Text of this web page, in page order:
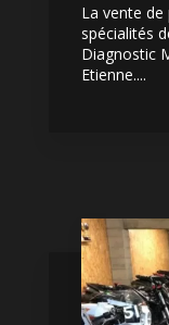
La vente
spécialités
Diagnostic
Etienne....